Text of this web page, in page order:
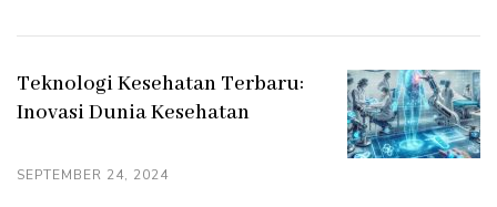
SEPTEMBER 24, 2024
Teknologi Kesehatan Terbaru:
Inovasi Dunia Kesehatan